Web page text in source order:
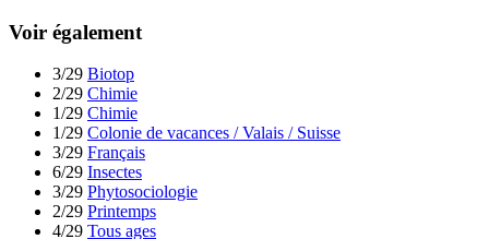
Voir également
3/29 Biotop
2/29 Chimie
1/29 Chimie
1/29 Colonie de vacances / Valais / Suisse
3/29 Français
6/29 Insectes
3/29 Phytosociologie
2/29 Printemps
4/29 Tous ages